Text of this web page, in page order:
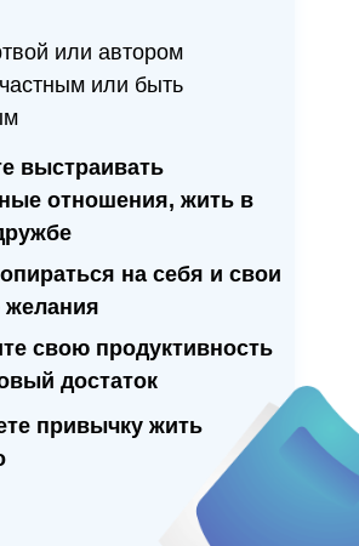
или автором
или быть
выстраивать
отношения, жить в
на себя и свои
желания
свою продуктивность
достаток
привычку жить